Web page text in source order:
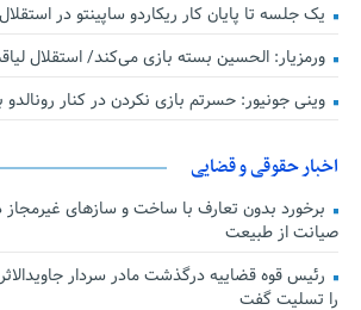
یک جلسه تا پایان کار ریکاردو ساپینتو در استقلال
ورمزیار: الحسین بسته بازی می‌کند/ استقلال
وینی جونیور: حسرتم بازی نکردن در کنار رونالدو
اخبار حقوقی و قضایی
برخورد بدون تعارف با ساخت‌ و سازهای غیرمجاز
صیانت از طبیعت
رئیس قوه قضاییه درگذشت مادر سردار
را تسلیت گفت